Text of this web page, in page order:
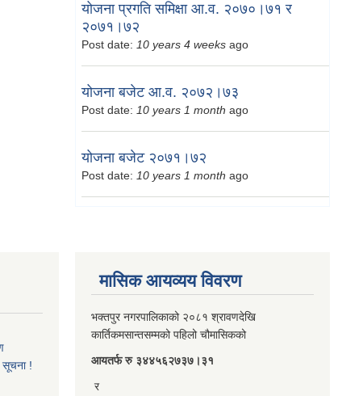
योजना प्रगति समिक्षा आ.व. २०७०।७१ र
२०७१।७२
Post date: 10 years 4 weeks ago
योजना बजेट आ.व. २०७२।७३
Post date: 10 years 1 month ago
योजना बजेट २०७१।७२
Post date: 10 years 1 month ago
!
मासिक आयव्यय विवरण
भक्तपुर नगरपालिकाको २०८१ श्रावणदेखि
कार्तिकमसान्तसम्मको पहिलो चौमासिकको
आयतर्फ रु‌ ३४४५६२७३७।३१
र